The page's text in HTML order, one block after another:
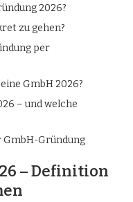
2026?
zu gehen?
per
GmbH 2026?
– und welche
GmbH-Gründung
– Definition